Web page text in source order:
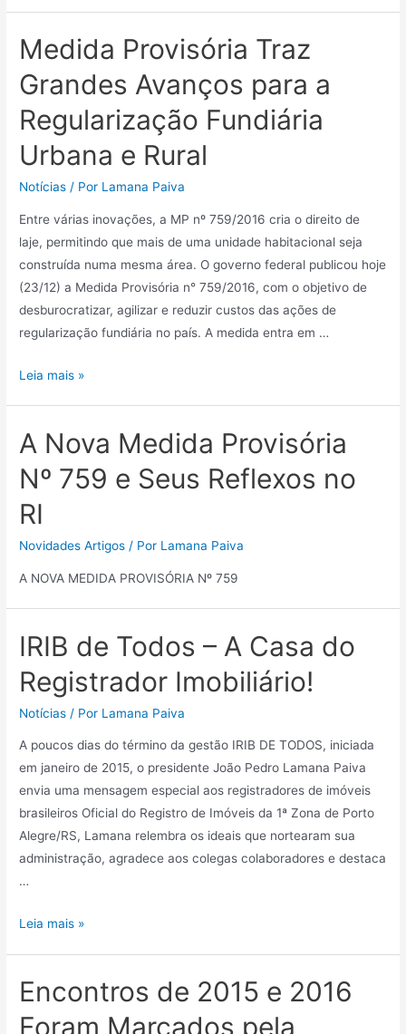
Medida Provisória Traz
Grandes Avanços para a
Regularização Fundiária
Urbana e Rural
Notícias / Por Lamana Paiva
Entre várias inovações, a MP nº 759/2016 cria o direito de
laje, permitindo que mais de uma unidade habitacional seja
construída numa mesma área. O governo federal publicou hoje
(23/12) a Medida Provisória n° 759/2016, com o objetivo de
desburocratizar, agilizar e reduzir custos das ações de
regularização fundiária no país. A medida entra em …
Leia mais »
A Nova Medida Provisória
Nº 759 e Seus Reflexos no
RI
Novidades Artigos / Por Lamana Paiva
A NOVA MEDIDA PROVISÓRIA Nº 759
IRIB de Todos – A Casa do
Registrador Imobiliário!
Notícias / Por Lamana Paiva
A poucos dias do término da gestão IRIB DE TODOS, iniciada
em janeiro de 2015, o presidente João Pedro Lamana Paiva
envia uma mensagem especial aos registradores de imóveis
brasileiros Oficial do Registro de Imóveis da 1ª Zona de Porto
Alegre/RS, Lamana relembra os ideais que nortearam sua
administração, agradece aos colegas colaboradores e destaca
…
Leia mais »
Encontros de 2015 e 2016
Foram Marcados pela